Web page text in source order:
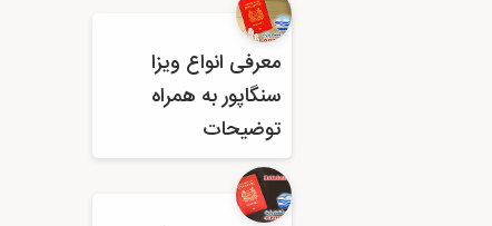
معرفی انواع ویزا
سنگاپور به همراه
توضیحات